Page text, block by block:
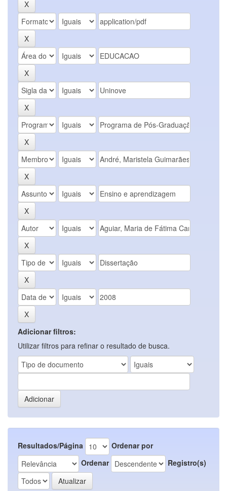
Adicionar filtros:
Utilizar filtros para refinar o resultado de busca.
Resultados/Página
Ordenar por
Ordenar
Registro(s)